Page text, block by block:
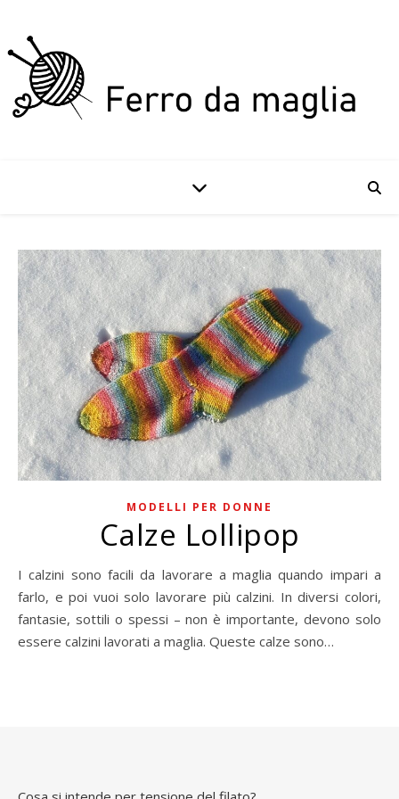
MODELLI PER DONNE
Calze Lollipop
I calzini sono facili da lavorare a maglia quando impari a
farlo, e poi vuoi solo lavorare più calzini. In diversi colori,
fantasie, sottili o spessi – non è importante, devono solo
essere calzini lavorati a maglia. Queste calze sono…